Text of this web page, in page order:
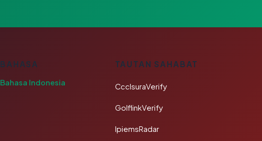
BAHASA
Bahasa Indonesia
TAUTAN SAHABAT
CcclsuraVerify
GolflinkVerify
IpiemsRadar